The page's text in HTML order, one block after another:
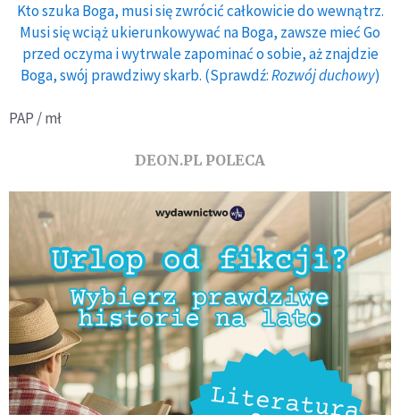
Kto szuka Boga, musi się zwrócić całkowicie do wewnątrz.
Musi się wciąż ukierunkowywać na Boga, zawsze mieć Go
przed oczyma i wytrwale zapominać o sobie, aż znajdzie
Boga, swój prawdziwy skarb. (Sprawdź:Rozwój duchowy)
PAP / mł
DEON.PL POLECA